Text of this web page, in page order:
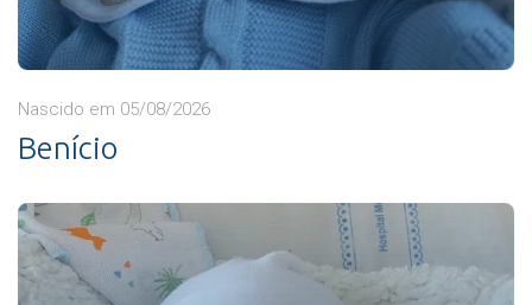
Nascido em 05/08/2026
Benício